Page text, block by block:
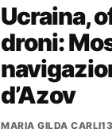
Ucraina,
droni:
d’Azov
MARIA GILDA CARLI